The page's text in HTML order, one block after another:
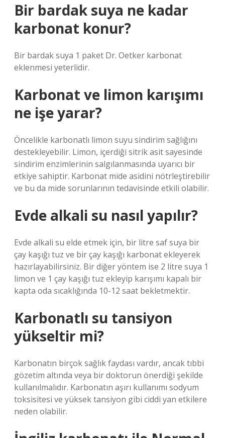
Bir bardak suya ne kadar
karbonat konur?
Bir bardak suya 1 paket Dr. Oetker karbonat
eklenmesi yeterlidir.
Karbonat ve limon karışımı
ne işe yarar?
Öncelikle karbonatlı limon suyu sindirim sağlığını
destekleyebilir. Limon, içerdiği sitrik asit sayesinde
sindirim enzimlerinin salgılanmasında uyarıcı bir
etkiye sahiptir. Karbonat mide asidini nötrleştirebilir
ve bu da mide sorunlarının tedavisinde etkili olabilir.
Evde alkali su nasıl yapılır?
Evde alkali su elde etmek için, bir litre saf suya bir
çay kaşığı tuz ve bir çay kaşığı karbonat ekleyerek
hazırlayabilirsiniz. Bir diğer yöntem ise 2 litre suya 1
limon ve 1 çay kaşığı tuz ekleyip karışımı kapalı bir
kapta oda sıcaklığında 10-12 saat bekletmektir.
Karbonatlı su tansiyon
yükseltir mi?
Karbonatın birçok sağlık faydası vardır, ancak tıbbi
gözetim altında veya bir doktorun önerdiği şekilde
kullanılmalıdır. Karbonatın aşırı kullanımı sodyum
toksisitesi ve yüksek tansiyon gibi ciddi yan etkilere
neden olabilir.